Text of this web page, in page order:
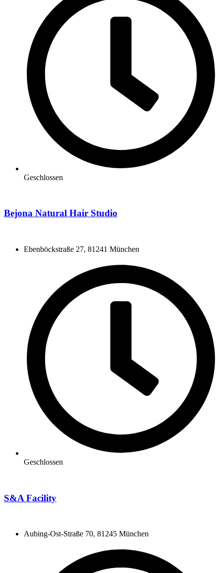
Geschlossen
Bejona Natural Hair Studio
Ebenböckstraße 27, 81241 München
Geschlossen
S&A Facility
Aubing-Ost-Straße 70, 81245 München